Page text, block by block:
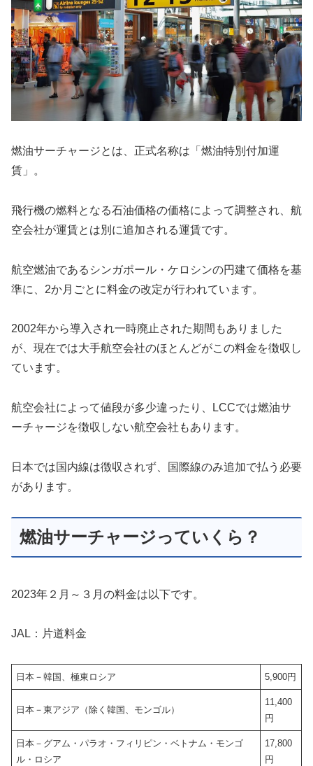
燃油サーチャージとは、正式名称は「燃油特別付加運
賃」。
飛行機の燃料となる石油価格の価格によって調整され、航
空会社が運賃とは別に追加される運賃です。
航空燃油であるシンガポール・ケロシンの円建て価格を基
準に、2か月ごとに料金の改定が行われています。
2002年から導入され一時廃止された期間もありました
が、現在では大手航空会社のほとんどがこの料金を徴収し
ています。
航空会社によって値段が多少違ったり、LCCでは燃油サ
ーチャージを徴収しない航空会社もあります。
日本では国内線は徴収されず、国際線のみ追加で払う必要
があります。
燃油サーチャージっていくら？
2023年２月～３月の料金は以下です。
JAL：片道料金
日本－韓国、極東ロシア 5,900円
日本－東アジア（除く韓国、モンゴル）
11,400
円
日本－グアム・パラオ・フィリピン・ベトナム・モンゴ
ル・ロシア
17,800
円